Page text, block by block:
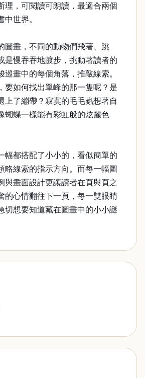
理，可閱讀可朗讀，最適合兩個
中世界。
圖畫，不同的動物們飛著、跳
是慢吞吞地踱步，挑動著讀者的
巡畫中的每個角落，推敲線索。
要如何找出單峰的那一隻呢？是
上了繃帶？寂寞的毛毛蟲想著自
蝴蝶一樣能有彩虹般的炫麗色
幅都搭配了小小的，看似簡單的
略線索的指示方向。而每一幅圖
與畫面設計更讓讀者在頁與頁之
的心情翻往下一頁，每一雙眼睛
切想要知道藏在圖畫中的小小謎